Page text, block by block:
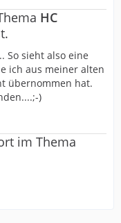
HC
So sieht also eine
ich aus meiner alten
übernommen hat.
)
im Thema